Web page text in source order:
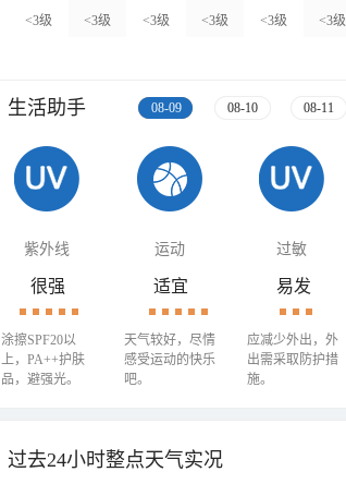
<3级 <3级 <3级 <3级 <3级 <3级
生活助手 08-09 08-10 08-11
紫外线 运动 过敏
很强
涂擦SPF20以
上，PA++护肤
品，避强光。
适宜
天气较好，尽情
感受运动的快乐
吧。
易发
应减少外出，外
出需采取防护措
施。
过去24小时整点天气实况